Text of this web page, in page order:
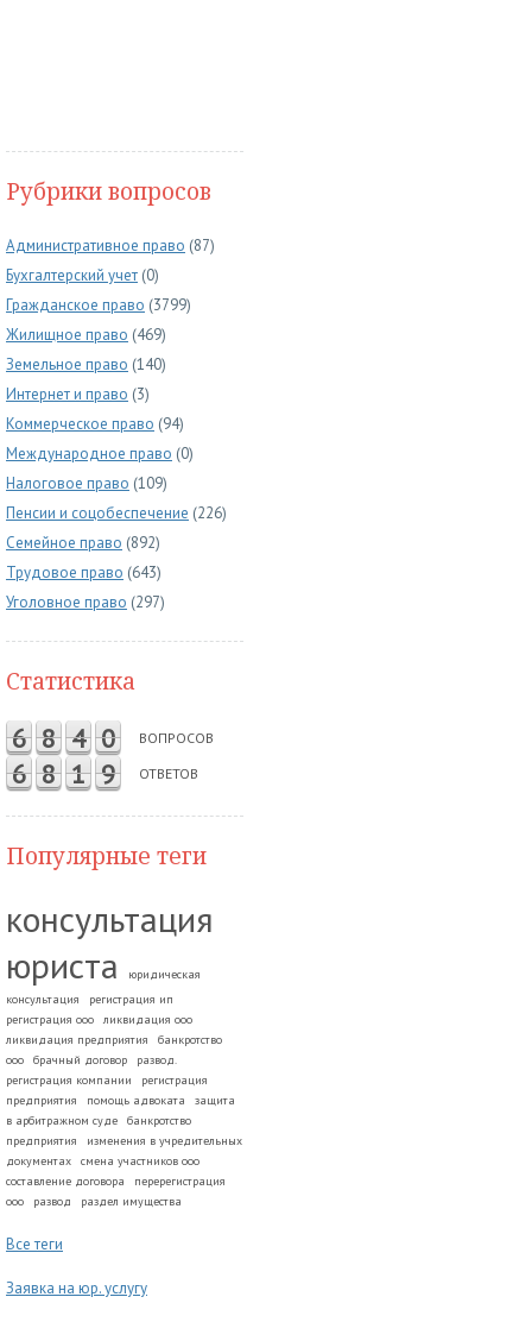
Рубрики вопросов
Административное право (87)
Бухгалтерский учет (0)
Гражданское право (3799)
Жилищное право (469)
Земельное право (140)
Интернет и право (3)
Коммерческое право (94)
Международное право (0)
Налоговое право (109)
Пенсии и соцобеспечение (226)
Семейное право (892)
Трудовое право (643)
Уголовное право (297)
Статистика
6 8 4 0 ВОПРОСОВ
6 8 1 9 ОТВЕТОВ
Популярные теги
консультация
юриста
юридическая
консультация
регистрация ип
регистрация ооо
ликвидация ооо
ликвидация предприятия
банкротство
ооо
брачный договор
развод.
регистрация компании
регистрация
предприятия
помощь адвоката
защита
в арбитражном суде
банкротство
предприятия
изменения в учредительных
документах
смена участников ооо
составление договора
перерегистрация
ооо
развод раздел имущества
Все теги
Заявка на юр. услугу